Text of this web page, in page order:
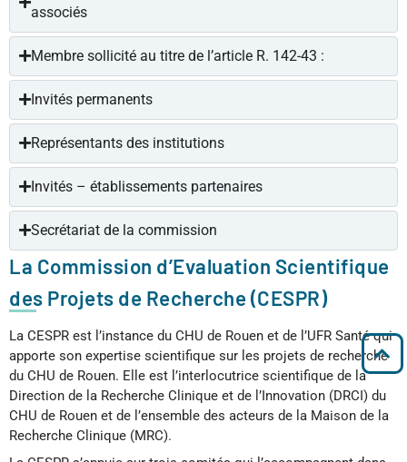
associés
Membre sollicité au titre de l’article R. 142-43 :
Invités permanents
Représentants des institutions
Invités – établissements partenaires
Secrétariat de la commission
La Commission d’Evaluation Scientifique
des Projets de Recherche (CESPR)
La CESPR est l’instance du CHU de Rouen et de l’UFR Santé qui
apporte son expertise scientifique sur les projets de recherche
du CHU de Rouen. Elle est l’interlocutrice scientifique de la
Direction de la Recherche Clinique et de l’Innovation (DRCI) du
CHU de Rouen et de l’ensemble des acteurs de la Maison de la
Recherche Clinique (MRC).